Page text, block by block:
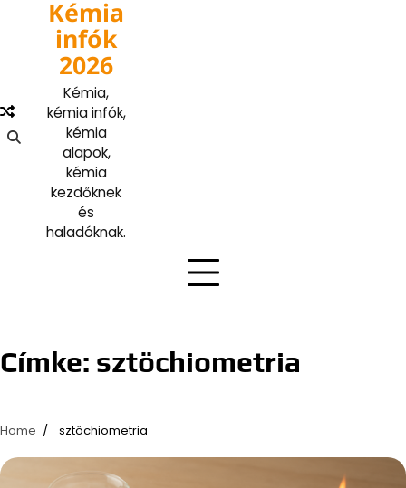
Kémia
infók
2026
Kémia,
kémia infók,
kémia
alapok,
kémia
kezdőknek
és
haladóknak.
Címke: sztöchiometria
Home sztöchiometria